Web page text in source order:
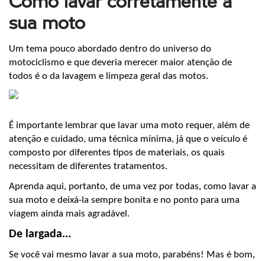
sua moto
Um tema pouco abordado dentro do universo do
motociclismo e que deveria merecer maior atenção de
todos é o da lavagem e limpeza geral das motos.
É importante lembrar que lavar uma moto requer, além de
atenção e cuidado, uma técnica mínima, já que o veículo é
composto por diferentes tipos de materiais, os quais
necessitam de diferentes tratamentos.
Aprenda aqui, portanto, de uma vez por todas, como lavar a
sua moto e deixá-la sempre bonita e no ponto para uma
viagem ainda mais agradável.
De largada...
Se você vai mesmo lavar a sua moto, parabéns! Mas é bom,